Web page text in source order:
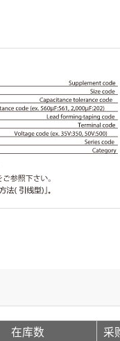
在库数
采